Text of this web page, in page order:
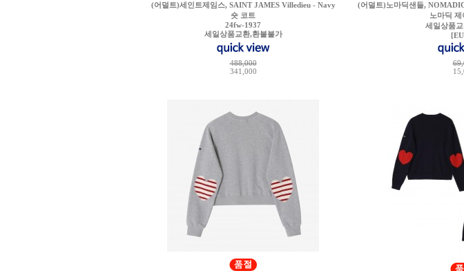
(어덜트)세인트제임스, SAINT JAMES Villedieu - Navy
숏 코트
24fw-1937
세일상품교환,환불불가
488,000
341,000
(어덜트)노마딕샌들,
노마딕
세일상품